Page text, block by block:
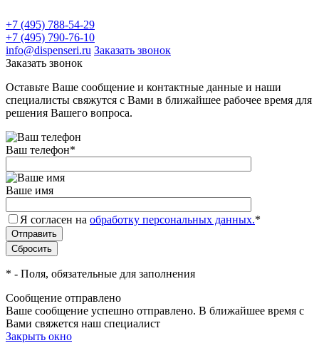
+7 (495) 788-54-29
+7 (495) 790-76-10
info@dispenseri.ru Заказать звонок
Заказать звонок
Оставьте Ваше сообщение и контактные данные и наши
специалисты свяжутся с Вами в ближайшее рабочее время для
решения Вашего вопроса.
Ваш телефон*
Ваше имя
Я согласен на обработку персональных данных.*
* - Поля, обязательные для заполнения
Сообщение отправлено
Ваше сообщение успешно отправлено. В ближайшее время с
Вами свяжется наш специалист
Закрыть окно